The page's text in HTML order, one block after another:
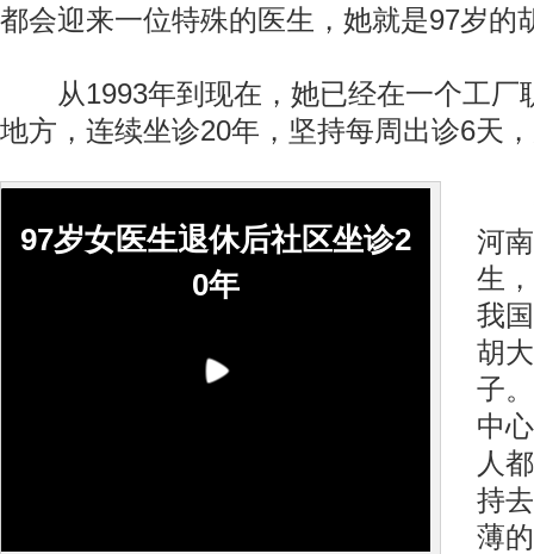
都会迎来一位特殊的医生，她就是97岁的
从1993年到现在，她已经在一个工厂
地方，连续坐诊20年，坚持每周出诊6天
97岁女医生退休后社区坐诊2
0年
河
生
我
胡
子
中
人
持
薄